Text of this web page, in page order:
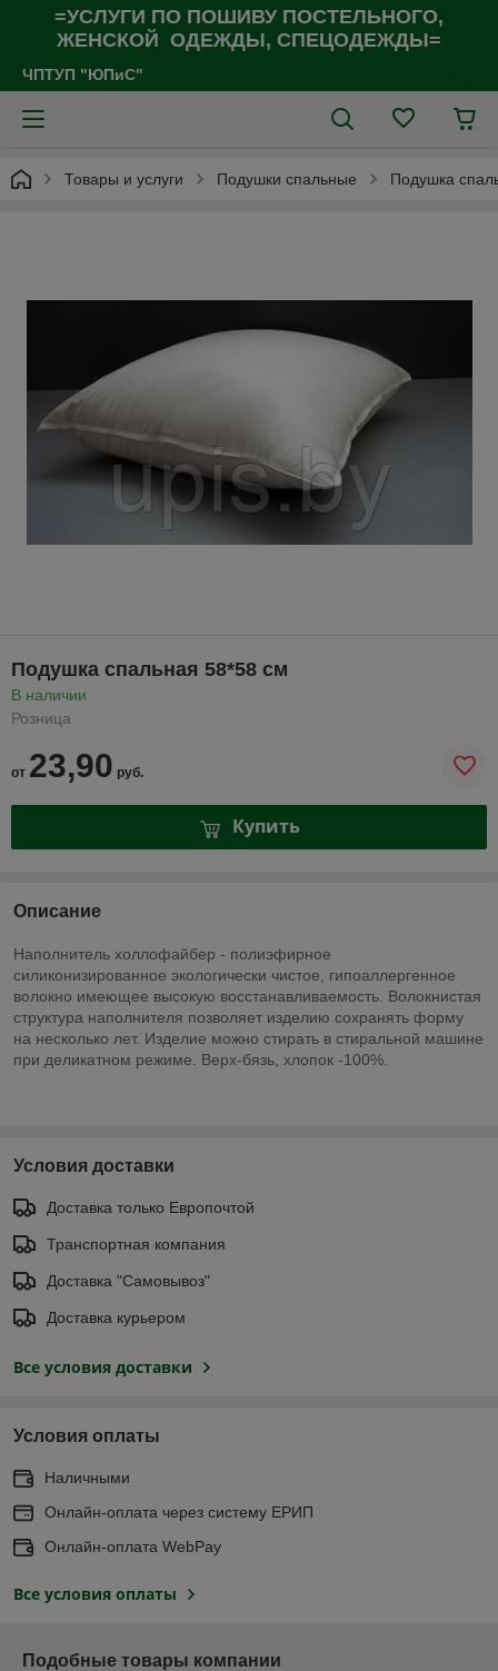
=УСЛУГИ ПО ПОШИВУ ПОСТЕЛЬНОГО,
ЖЕНСКОЙ ОДЕЖДЫ, СПЕЦОДЕЖДЫ=
ЧПТУП "ЮПиС"
Товары и услуги Подушки спальные Подушка
Подушка спальная 58*58 см
В наличии
Розница
от 23,90 руб.
Купить
Описание
Наполнитель холлофайбер - полиэфирное
силиконизированное экологически чистое, гипоаллергенное
волокно имеющее высокую восстанавливаемость. Волокнистая
структура наполнителя позволяет изделию сохранять форму
на несколько лет. Изделие можно стирать в стиральной машине
при деликатном режиме. Верх-бязь, хлопок -100%.
Условия доставки
Доставка только Европочтой
Транспортная компания
Доставка "Самовывоз"
Доставка курьером
Все условия доставки
Условия оплаты
Наличными
Онлайн-оплата через систему ЕРИП
Онлайн-оплата WebPay
Все условия оплаты
Подобные товары компании